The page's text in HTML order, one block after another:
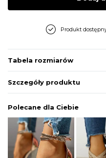
Produkt
Tabela rozmiarów
Szczegóły produktu
Polecane dla Ciebie